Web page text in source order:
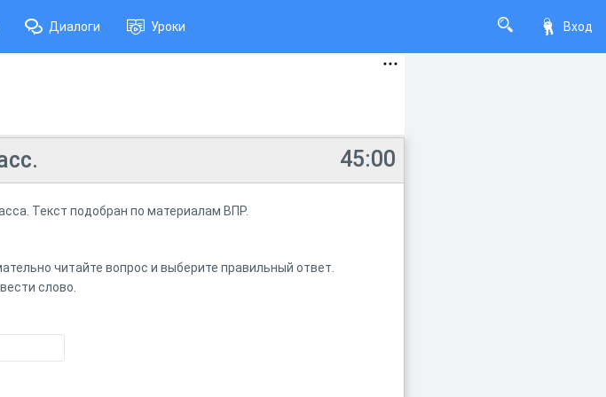
Вход
Диалоги Уроки
45:00
Текст подобран по материалам ВПР.
читайте вопрос и выберите правильный ответ.
слово.